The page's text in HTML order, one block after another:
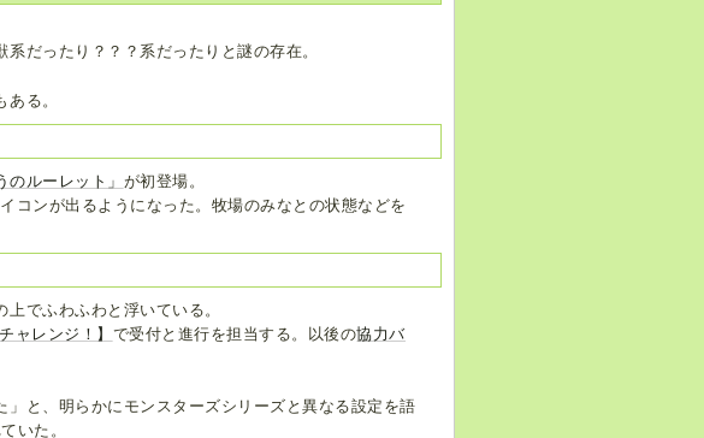
だったり？？？系だったりと謎の存在。
る。
のルーレット」 が初登場。
コンが出るようになった。牧場のみなとの状態などを
上でふわふわと浮いている。
ャレンジ！】 で受付と進行を担当する。以後の協力バ
と、明らかにモンスターズシリーズと異なる設定を語
いた。